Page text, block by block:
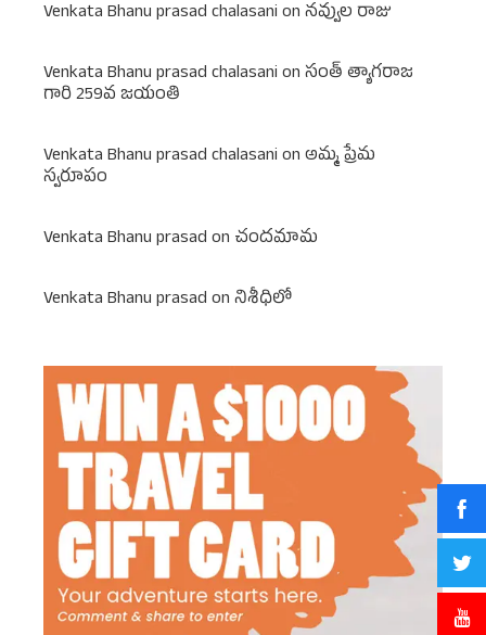
Venkata Bhanu prasad chalasani on నవ్వుల రాజు
Venkata Bhanu prasad chalasani on సంత్ త్యాగరాజ
గారి 259వ జయంతి
Venkata Bhanu prasad chalasani on అమ్మ ప్రేమ
స్వరూపం
Venkata Bhanu prasad on చందమామ
Venkata Bhanu prasad on నిశీధిలో